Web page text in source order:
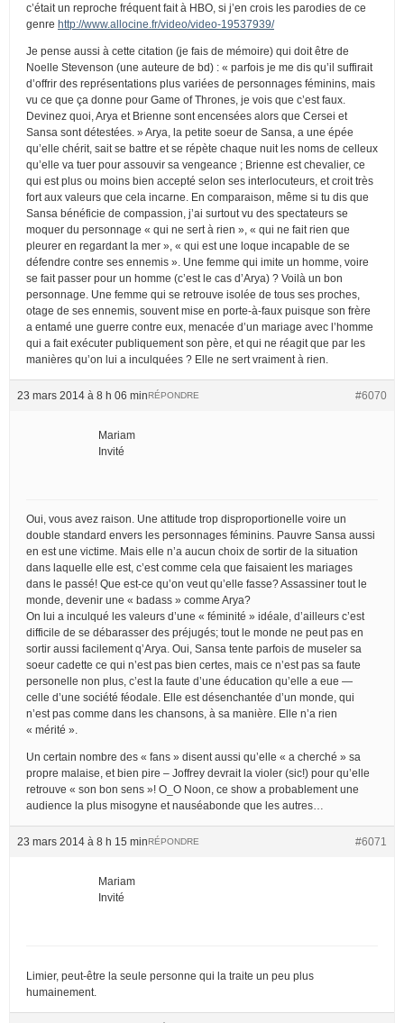
c’était un reproche fréquent fait à HBO, si j’en crois les parodies de ce
genre http://www.allocine.fr/video/video-19537939/
Je pense aussi à cette citation (je fais de mémoire) qui doit être de
Noelle Stevenson (une auteure de bd) : « parfois je me dis qu’il suffirait
d’offrir des représentations plus variées de personnages féminins, mais
vu ce que ça donne pour Game of Thrones, je vois que c’est faux.
Devinez quoi, Arya et Brienne sont encensées alors que Cersei et
Sansa sont détestées. » Arya, la petite soeur de Sansa, a une épée
qu’elle chérit, sait se battre et se répète chaque nuit les noms de celleux
qu’elle va tuer pour assouvir sa vengeance ; Brienne est chevalier, ce
qui est plus ou moins bien accepté selon ses interlocuteurs, et croit très
fort aux valeurs que cela incarne. En comparaison, même si tu dis que
Sansa bénéficie de compassion, j’ai surtout vu des spectateurs se
moquer du personnage « qui ne sert à rien », « qui ne fait rien que
pleurer en regardant la mer », « qui est une loque incapable de se
défendre contre ses ennemis ». Une femme qui imite un homme, voire
se fait passer pour un homme (c’est le cas d’Arya) ? Voilà un bon
personnage. Une femme qui se retrouve isolée de tous ses proches,
otage de ses ennemis, souvent mise en porte-à-faux puisque son frère
a entamé une guerre contre eux, menacée d’un mariage avec l’homme
qui a fait exécuter publiquement son père, et qui ne réagit que par les
manières qu’on lui a inculquées ? Elle ne sert vraiment à rien.
23 mars 2014 à 8 h 06 min #6070
RÉPONDRE
Mariam
Invité
Oui, vous avez raison. Une attitude trop disproportionelle voire un
double standard envers les personnages féminins. Pauvre Sansa aussi
en est une victime. Mais elle n’a aucun choix de sortir de la situation
dans laquelle elle est, c’est comme cela que faisaient les mariages
dans le passé! Que est-ce qu’on veut qu’elle fasse? Assassiner tout le
monde, devenir une « badass » comme Arya?
On lui a inculqué les valeurs d’une « féminité » idéale, d’ailleurs c’est
difficile de se débarasser des préjugés; tout le monde ne peut pas en
sortir aussi facilement q’Arya. Oui, Sansa tente parfois de museler sa
soeur cadette ce qui n’est pas bien certes, mais ce n’est pas sa faute
personelle non plus, c’est la faute d’une éducation qu’elle a eue —
celle d’une société féodale. Elle est désenchantée d’un monde, qui
n’est pas comme dans les chansons, à sa manière. Elle n’a rien
« mérité ».
Un certain nombre des « fans » disent aussi qu’elle « a cherché » sa
propre malaise, et bien pire – Joffrey devrait la violer (sic!) pour qu’elle
retrouve « son bon sens »! O_O Noon, ce show a probablement une
audience la plus misogyne et nauséabonde que les autres…
23 mars 2014 à 8 h 15 min #6071
RÉPONDRE
Mariam
Invité
Limier, peut-être la seule personne qui la traite un peu plus
humainement.